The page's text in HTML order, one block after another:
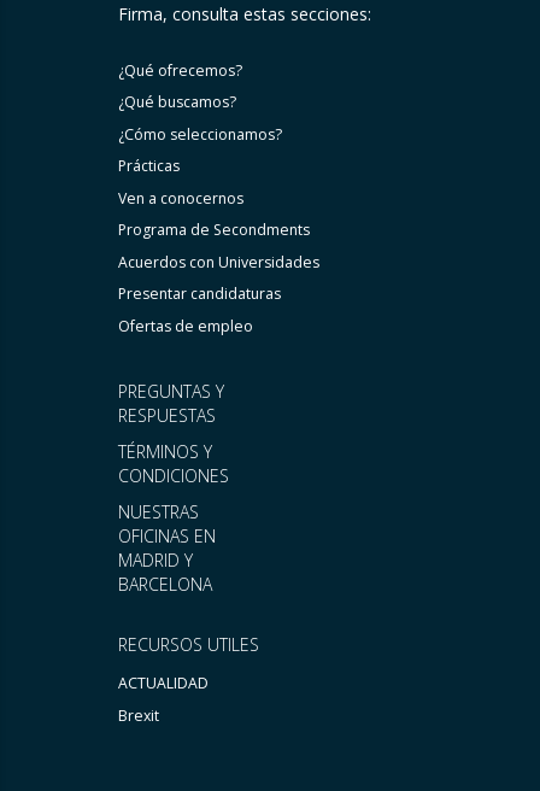
RECURSOS UTILES
ACTUALIDAD
Brexit
PREGUNTAS Y
RESPUESTAS
TÉRMINOS Y
CONDICIONES
NUESTRAS
OFICINAS EN
MADRID Y
BARCELONA
Firma, consulta estas secciones:
¿Qué ofrecemos?
¿Qué buscamos?
¿Cómo seleccionamos?
Prácticas
Ven a conocernos
Programa de Secondments
Acuerdos con Universidades
Presentar candidaturas
Ofertas de empleo